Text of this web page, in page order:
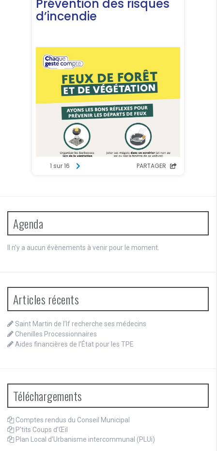
Agenda
Il n’y a aucun évènements à venir pour le moment.
Articles récents
Saint Martin de l’If recherche ses médecins
Chenilles Processionnaires
Aides financières de l’État pour les TPE
Téléchargements
Comptes rendus du Conseil Municipal
P'tits Coups d'Œil
Plan Local d’Urbanisme intercommunal (PLUi)